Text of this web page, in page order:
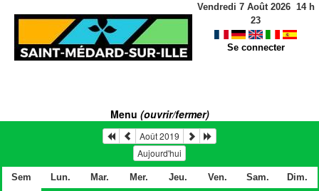
Vendredi 7 Août 2026 14h
23
Se connecter
Menu (ouvrir/fermer)
Août 2019
Aujourd'hui
Sem Lun. Mar. Mer. Jeu. Ven. Sam.
Dim.